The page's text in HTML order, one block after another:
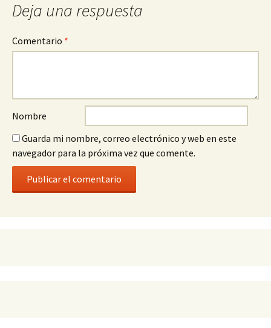
Deja una respuesta
Comentario *
Nombre
Guarda mi nombre, correo electrónico y web en este
navegador para la próxima vez que comente.